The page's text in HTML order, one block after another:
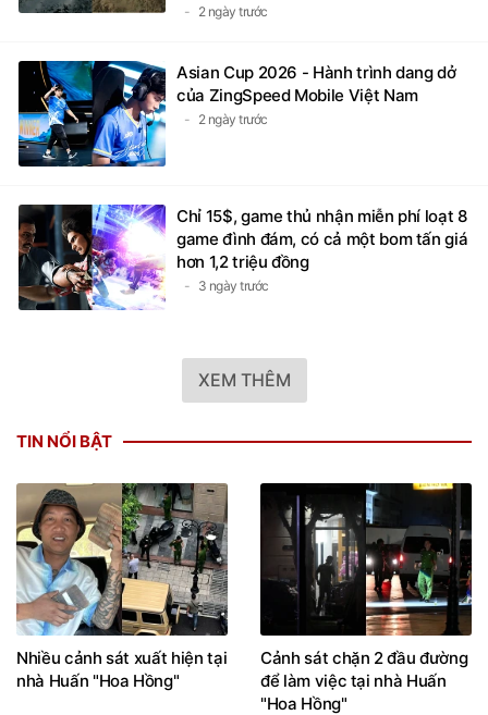
2 ngày trước
Asian Cup 2026 - Hành trình dang dở
của ZingSpeed Mobile Việt Nam
2 ngày trước
Chỉ 15$, game thủ nhận miễn phí loạt 8
game đình đám, có cả một bom tấn giá
hơn 1,2 triệu đồng
3 ngày trước
XEM THÊM
TIN NỔI BẬT
Nhiều cảnh sát xuất hiện tại
nhà Huấn "Hoa Hồng"
Cảnh sát chặn 2 đầu đường
để làm việc tại nhà Huấn
"Hoa Hồng"